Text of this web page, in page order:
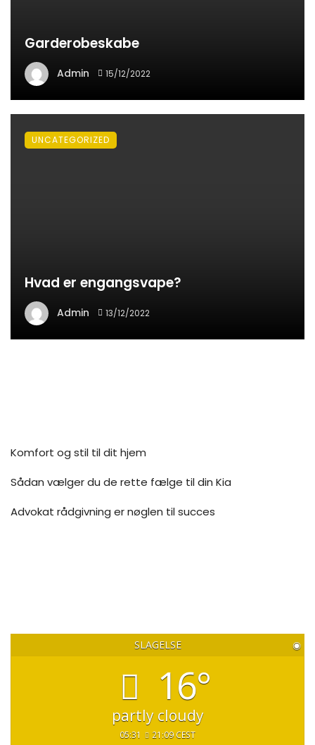
Garderobeskabe
Admin 15/12/2022
Hvad er engangsvape?
Admin 13/12/2022
UNCATEGORIZED
Komfort og stil til dit hjem
Sådan vælger du de rette fælge til din Kia
Advokat rådgivning er nøglen til succes
SLAGELSE ◉
16°
partly cloudy
05:31 21:09 CEST